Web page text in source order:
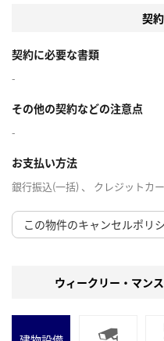
契
契約に必要な書類
-
その他の契約などの注意点
-
お支払い方法
銀行振込(一括) 、 クレジットカ
この物件のキャンセルポリ
ウィークリー・マン